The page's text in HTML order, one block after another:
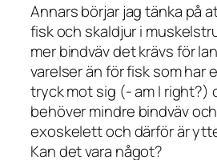
Annars börjar jag tänka på
fisk och skaldjur i
mer bindväv det krävs för
varelser än för fisk som har
tryck mot sig (- am I right?)
behöver mindre bindväv
exoskelett och därför är
Kan det vara något?